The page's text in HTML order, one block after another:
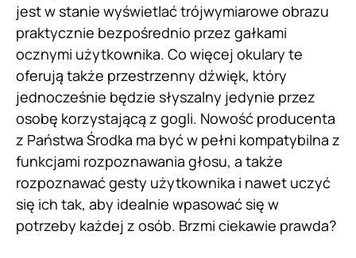
jest w stanie wyświetlać trójwymiarowe obrazu
praktycznie bezpośrednio przez gałkami
ocznymi użytkownika. Co więcej okulary te
oferują także przestrzenny dźwięk, który
jednocześnie będzie słyszalny jedynie przez
osobę korzystającą z gogli. Nowość producenta
z Państwa Środka ma być w pełni kompatybilna z
funkcjami rozpoznawania głosu, a także
rozpoznawać gesty użytkownika i nawet uczyć
się ich tak, aby idealnie wpasować się w
potrzeby każdej z osób. Brzmi ciekawie prawda?